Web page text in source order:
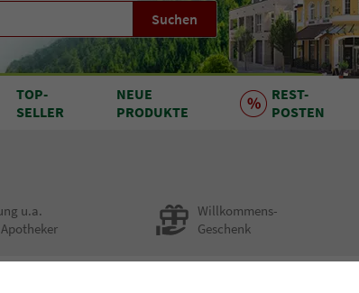
Suchen
TOP-
SELLER
NEUE
PRODUKTE
REST-
POSTEN
u.a.
Willkommens-
Geschenk